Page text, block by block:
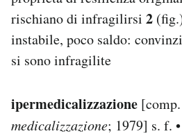
rischiano di infragilirsi 2
instabile, poco saldo:
si sono infragilite
ipermedicalizzazione
medicalizzazione; 1979] s. f.